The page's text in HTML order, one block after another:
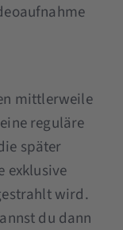
mittlerweile
reguläre
später
exklusive
wird.
du dann